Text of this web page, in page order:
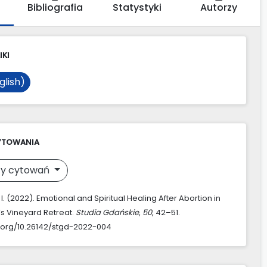
Bibliografia Statystyki Autorzy
cytowań
(2022). Emotional and Spiritual Healing After Abortion in
Vineyard Retreat. Studia Gdańskie, 50, 42–51.
10.26142/stgd-2022-004